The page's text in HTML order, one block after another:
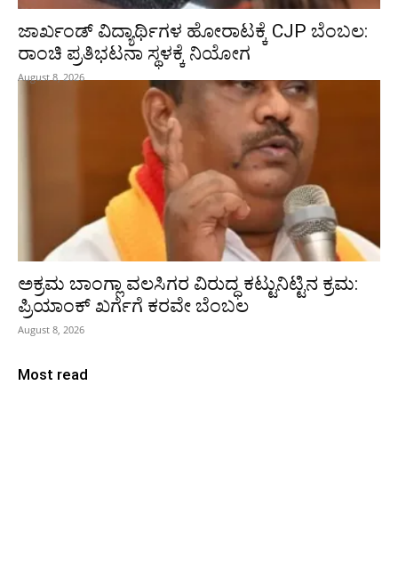
ಜಾರ್ಖಂಡ್‌ ವಿದ್ಯಾರ್ಥಿಗಳ ಹೋರಾಟಕ್ಕೆ CJP ಬೆಂಬಲ:
ರಾಂಚಿ ಪ್ರತಿಭಟನಾ ಸ್ಥಳಕ್ಕೆ ನಿಯೋಗ
August 8, 2026
ಅಕ್ರಮ ಬಾಂಗ್ಲಾ ವಲಸಿಗರ ವಿರುದ್ಧ ಕಟ್ಟುನಿಟ್ಟಿನ ಕ್ರಮ:
ಪ್ರಿಯಾಂಕ್ ಖರ್ಗೆಗೆ ಕರವೇ ಬೆಂಬಲ
August 8, 2026
Most read